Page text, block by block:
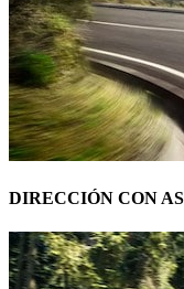
DIRECCIÓN CON